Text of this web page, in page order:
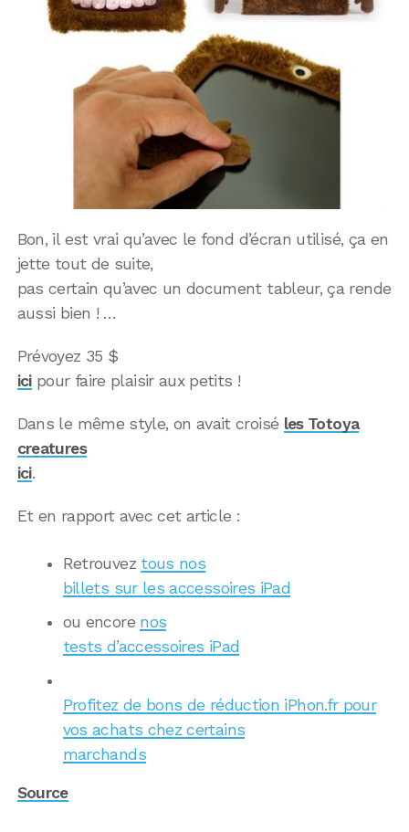
Bon, il est vrai qu’avec le fond d’écran utilisé, ça en
jette tout de suite,
pas certain qu’avec un document tableur, ça rende
aussi bien ! …
Prévoyez 35 $
icipour faire plaisir aux petits !
Dans le même style, on avait croisé les Totoya
creatures
ici.
Et en rapport avec cet article :
Retrouvez tous nos
billets sur les accessoires iPad
ou encore nos
tests d’accessoires iPad
Profitez de bons de réduction iPhon.fr pour
vos achats chez certains
marchands
Source